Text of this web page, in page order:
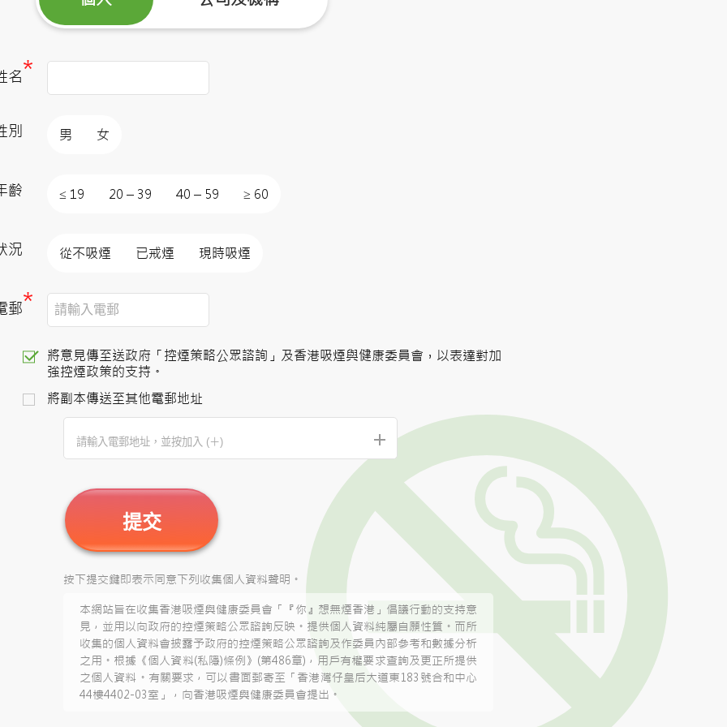
名*
別 男 女
齡 ≤ 19 20 – 39 40 – 59 ≥ 60
況 從不吸煙 已戒煙 現時吸煙
郵*
將意見傳至送政府「控煙策略公眾諮詢」及香港吸煙與健康委員會，以表達對加
強控煙政策的支持。
將副本傳送至其他電郵地址
+
提交
按下提交鍵即表示同意下列收集個人資料聲明。
本網站旨在收集香港吸煙與健康委員會「『你』想無煙香港」倡議行動的支持意
見，並用以向政府的控煙策略公眾諮詢反映。提供個人資料純屬自願性質。而所
收集的個人資料會披露予政府的控煙策略公眾諮詢及作委員內部參考和數據分析
之用。根據《個人資料(私隱)條例》(第486章)，用戶有權要求查詢及更正所提供
之個人資料。有關要求，可以書面郵寄至「香港灣仔皇后大道東183號合和中心
44樓4402-03室」，向香港吸煙與健康委員會提出。